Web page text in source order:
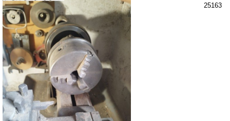
25163